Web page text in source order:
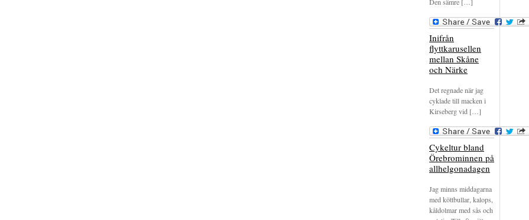
Inifrån
flyttkarusellen
mellan Skåne
och Närke
Det regnade när jag
cyklade till macken i
Kirseberg vid […]
Cykeltur bland
Örebrominnen på
allhelgonadagen
Jag minns middagarna
med köttbullar, kalops,
kåldolmar med sås och